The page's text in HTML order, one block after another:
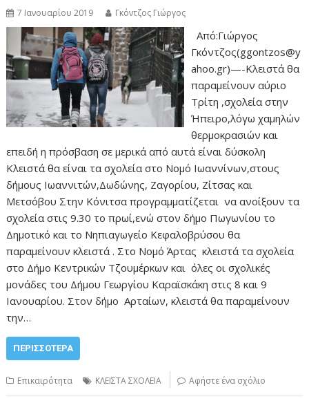
7 Ιανουαρίου 2019 Γκόντζος Γιώργος
Από:Γιώργος
Γκόντζος(ggontzos@y
ahoo.gr)—-Κλειστά θα
παραμείνουν αύριο
Τρίτη ,σχολεία στην
Ήπειρο,λόγω χαμηλών
θερμοκρασιών και
επειδή η πρόσβαση σε μερικά από αυτά είναι δύσκολη
Κλειστά θα είναι τα σχολεία στο Νομό Ιωαννίνων,στους
δήμους Ιωαννιτών,Δωδώνης, Ζαγορίου, Ζίτσας και
Μετσόβου Στην Κόνιτσα προγραμματίζεται να ανοίξουν τα
σχολεία στις 9.30 το πρωί,ενώ στον δήμο Πωγωνίου το
Δημοτικό και το Νηπιαγωγείο Κεφαλοβρύσου θα
παραμείνουν κλειστά . Στο Νομό Άρτας κλειστά τα σχολεία
στο Δήμο Κεντρικών Τζουμέρκων και όλες οι σχολικές
μονάδες του Δήμου Γεωργίου Καραϊσκάκη στις 8 και 9
Ιανουαρίου. Στον δήμο Αρταίων, κλειστά θα παραμείνουν
την…
ΠΕΡΙΣΣΌΤΕΡΑ
Επικαιρότητα ΚΛΕΙΣΤΑ ΣΧΟΛΕΙΑ Αφήστε ένα σχόλιο